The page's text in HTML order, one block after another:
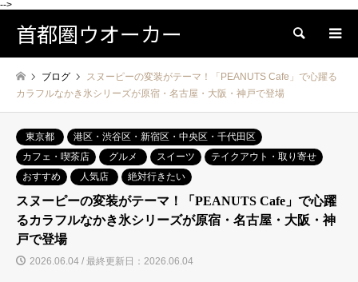
-->
首都圏ウオーカー 検索
ブログ
スヌーピーの変装がテーマ！「PEANUTS Cafe」で心躍る
カラフルなかき氷シリーズが原宿・名古屋・大阪・神戸で登場
東京都
港区・渋谷区・新宿区・中央区・千代田区
カフェ・喫茶店
グルメ スイーツ
テイクアウト・取り寄せ
おすすめ
人気店 絶対行きたい
スヌーピーの変装がテーマ！「PEANUTS Cafe」で心躍
るカラフルなかき氷シリーズが原宿・名古屋・大阪・神
戸で登場
2026.06.04 / 最終更新日：2026.06.04